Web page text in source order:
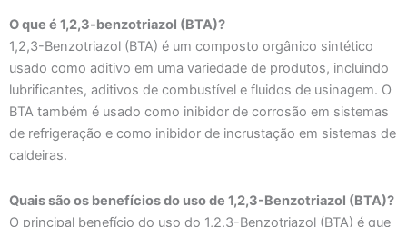
O que é 1,2,3-benzotriazol (BTA)?
1,2,3-Benzotriazol (BTA) é um composto orgânico sintético
usado como aditivo em uma variedade de produtos, incluindo
lubrificantes, aditivos de combustível e fluidos de usinagem. O
BTA também é usado como inibidor de corrosão em sistemas
de refrigeração e como inibidor de incrustação em sistemas de
caldeiras.
Quais são os benefícios do uso de 1,2,3-Benzotriazol (BTA)?
O principal benefício do uso do 1,2,3-Benzotriazol (BTA) é que